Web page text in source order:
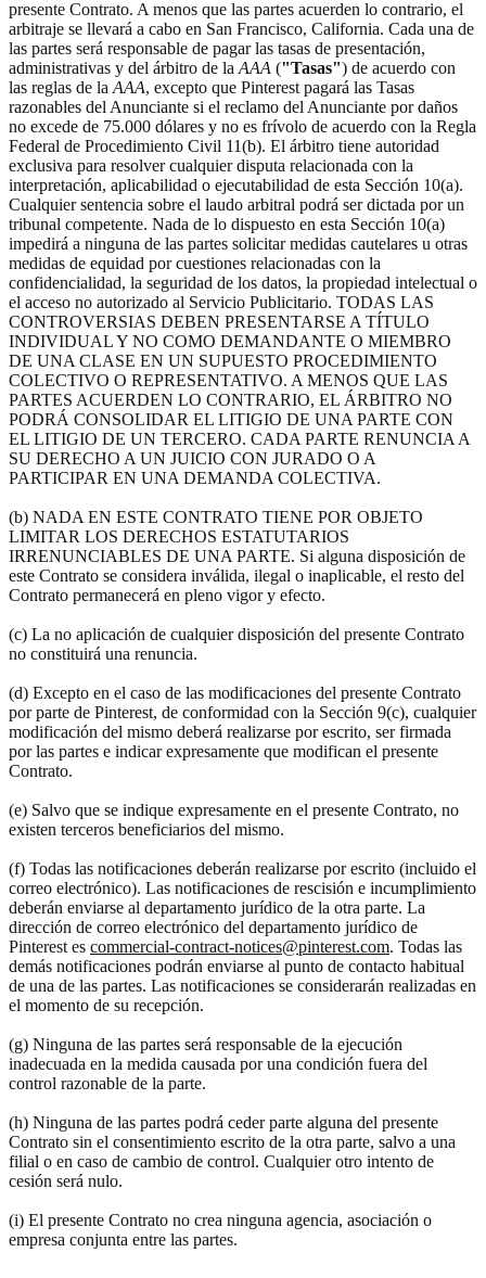
presente Contrato. A menos que las partes acuerden lo contrario, el
arbitraje se llevará a cabo en San Francisco, California. Cada una de
las partes será responsable de pagar las tasas de presentación,
administrativas y del árbitro de la AAA ("Tasas") de acuerdo con
las reglas de la AAA, excepto que Pinterest pagará las Tasas
razonables del Anunciante si el reclamo del Anunciante por daños
no excede de 75.000 dólares y no es frívolo de acuerdo con la Regla
Federal de Procedimiento Civil 11(b). El árbitro tiene autoridad
exclusiva para resolver cualquier disputa relacionada con la
interpretación, aplicabilidad o ejecutabilidad de esta Sección 10(a).
Cualquier sentencia sobre el laudo arbitral podrá ser dictada por un
tribunal competente. Nada de lo dispuesto en esta Sección 10(a)
impedirá a ninguna de las partes solicitar medidas cautelares u otras
medidas de equidad por cuestiones relacionadas con la
confidencialidad, la seguridad de los datos, la propiedad intelectual o
el acceso no autorizado al Servicio Publicitario. TODAS LAS
CONTROVERSIAS DEBEN PRESENTARSE A TÍTULO
INDIVIDUAL Y NO COMO DEMANDANTE O MIEMBRO
DE UNA CLASE EN UN SUPUESTO PROCEDIMIENTO
COLECTIVO O REPRESENTATIVO. A MENOS QUE LAS
PARTES ACUERDEN LO CONTRARIO, EL ÁRBITRO NO
PODRÁ CONSOLIDAR EL LITIGIO DE UNA PARTE CON
EL LITIGIO DE UN TERCERO. CADA PARTE RENUNCIA A
SU DERECHO A UN JUICIO CON JURADO O A
PARTICIPAR EN UNA DEMANDA COLECTIVA.
(b) NADA EN ESTE CONTRATO TIENE POR OBJETO
LIMITAR LOS DERECHOS ESTATUTARIOS
IRRENUNCIABLES DE UNA PARTE. Si alguna disposición de
este Contrato se considera inválida, ilegal o inaplicable, el resto del
Contrato permanecerá en pleno vigor y efecto.
(c) La no aplicación de cualquier disposición del presente Contrato
no constituirá una renuncia.
(d) Excepto en el caso de las modificaciones del presente Contrato
por parte de Pinterest, de conformidad con la Sección 9(c), cualquier
modificación del mismo deberá realizarse por escrito, ser firmada
por las partes e indicar expresamente que modifican el presente
Contrato.
(e) Salvo que se indique expresamente en el presente Contrato, no
existen terceros beneficiarios del mismo.
(f) Todas las notificaciones deberán realizarse por escrito (incluido el
correo electrónico). Las notificaciones de rescisión e incumplimiento
deberán enviarse al departamento jurídico de la otra parte. La
dirección de correo electrónico del departamento jurídico de
Pinterest es commercial-contract-notices@pinterest.com. Todas las
demás notificaciones podrán enviarse al punto de contacto habitual
de una de las partes. Las notificaciones se considerarán realizadas en
el momento de su recepción.
(g) Ninguna de las partes será responsable de la ejecución
inadecuada en la medida causada por una condición fuera del
control razonable de la parte.
(h) Ninguna de las partes podrá ceder parte alguna del presente
Contrato sin el consentimiento escrito de la otra parte, salvo a una
filial o en caso de cambio de control. Cualquier otro intento de
cesión será nulo.
(i) El presente Contrato no crea ninguna agencia, asociación o
empresa conjunta entre las partes.